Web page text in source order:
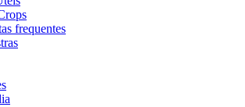
frequentes